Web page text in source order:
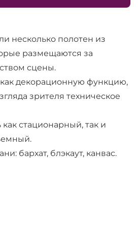
несколько полотен из
размещаются за
сцены.
декорационную функцию,
зрителя техническое
стационарный, так и
бархат, блэкаут, канвас.